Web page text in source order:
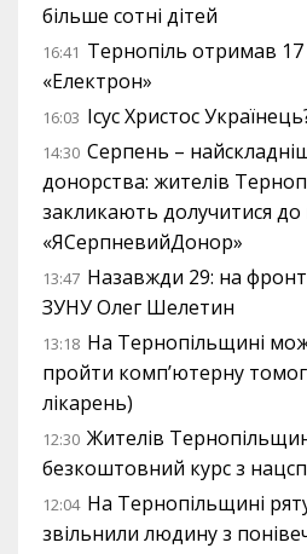
більше сотні дітей
16:41 Тернопіль отримав 17
«Електрон»
16:03 Ісус Христос
14:30 Серпень –
донорства: жителів
закликають долучитися до
«ЯСерпневийДонор»
13:47 Назавжди 29: на
ЗУНУ Олег Шелетин
13:18 На Тернопільщині
пройти комп’ютерну
лікарень)
12:30 Жителів
безкоштовний курс з
12:04 На Тернопільщині
звільнили людину з